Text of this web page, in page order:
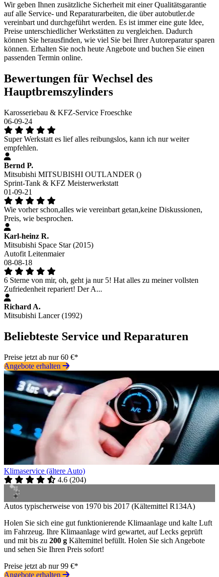
Wir geben Ihnen zusätzliche Sicherheit mit einer Qualitätsgarantie
auf alle Service- und Reparaturarbeiten, die über autobutler.de
vereinbart und durchgeführt werden. Es ist immer eine gute Idee,
Preise unterschiedlicher Werkstätten zu vergleichen. Dadurch
können Sie herausfinden, wie viel Sie bei Ihrer Autoreparatur sparen
können. Erhalten Sie noch heute Angebote und buchen Sie einen
passenden Termin online.
Bewertungen für Wechsel des
Hauptbremszylinders
Karosseriebau & KFZ-Service Froeschke
06-09-24
Super Werkstatt es lief alles reibungslos, kann ich nur weiter
empfehlen.
Bernd P.
Mitsubishi MITSUBISHI OUTLANDER ()
Sprint-Tank & KFZ Meisterwerkstatt
01-09-21
Wie vorher schon,alles wie vereinbart getan,keine Diskussionen,
Preis, wie besprochen.
Karl-heinz R.
Mitsubishi Space Star (2015)
Autofit Leitenmaier
08-08-18
6 Sterne von mir, oh, geht ja nur 5! Hat alles zu meiner vollsten
Zufriedenheit repariert! Der A...
Richard A.
Mitsubishi Lancer (1992)
Beliebteste Service und Reparaturen
Preise jetzt ab nur 60 €*
Angebote erhalten
Klimaservice (ältere Auto)
4.6 (204)
Autos typischerweise von 1970 bis 2017 (Kältemittel R134A)
Holen Sie sich eine gut funktionierende Klimaanlage und kalte Luft
im Fahrzeug. Ihre Klimaanlage wird gewartet, auf Lecks geprüft
und mit bis zu 200 g Kältemittel befüllt. Holen Sie sich Angebote
und sehen Sie Ihren Preis sofort!
Preise jetzt ab nur 99 €*
Angebote erhalten